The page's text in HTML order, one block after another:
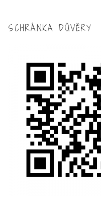
SCHRÁNKA DŮVĚRY